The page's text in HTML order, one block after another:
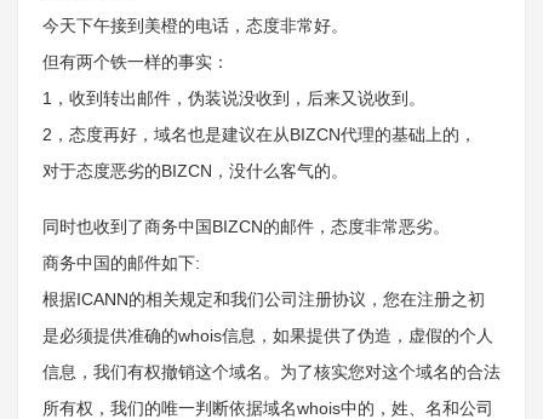
今天下午接到美橙的电话，态度非常好。
但有两个铁一样的事实：
1，收到转出邮件，伪装说没收到，后来又说收到。
2，态度再好，域名也是建议在从BIZCN代理的基础上的，
对于态度恶劣的BIZCN，没什么客气的。
同时也收到了商务中国BIZCN的邮件，态度非常恶劣。
商务中国的邮件如下:
根据ICANN的相关规定和我们公司注册协议，您在注册之初
是必须提供准确的whois信息，如果提供了伪造，虚假的个人
信息，我们有权撤销这个域名。为了核实您对这个域名的合法
所有权，我们的唯一判断依据域名whois中的，姓、名和公司